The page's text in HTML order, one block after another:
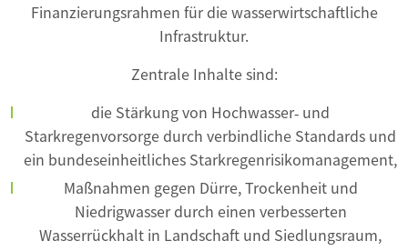
Finanzierungsrahmen für die wasserwirtschaftliche
Infrastruktur.
Zentrale Inhalte sind:
die Stärkung von Hochwasser‑ und
Starkregenvorsorge durch verbindliche Standards und
ein bundeseinheitliches Starkregenrisikomanagement,
Maßnahmen gegen Dürre, Trockenheit und
Niedrigwasser durch einen verbesserten
Wasserrückhalt in Landschaft und Siedlungsraum,